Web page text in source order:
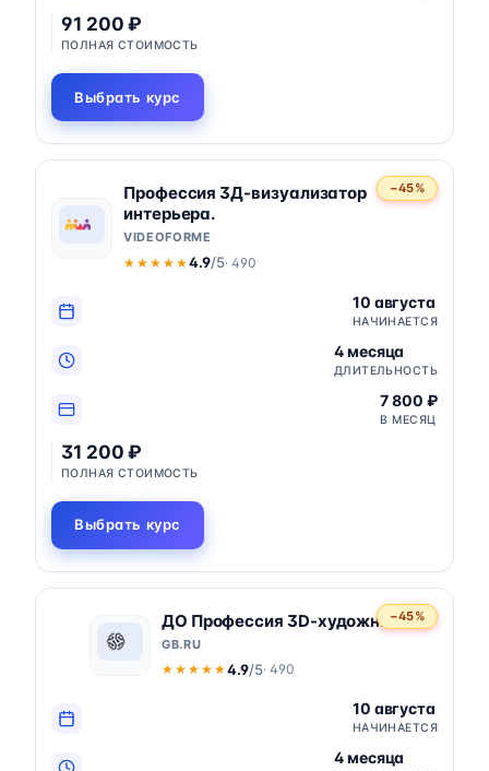
91 200 ₽
ПОЛНАЯ СТОИМОСТЬ
Выбрать курс
−45%
Профессия 3Д-визуализатор
интерьера.
VIDEOFORME
★★★★★
★★★★★4.9/5· 490
10 августа
НАЧИНАЕТСЯ
4 месяца
ДЛИТЕЛЬНОСТЬ
7 800 ₽
В МЕСЯЦ
31 200 ₽
ПОЛНАЯ СТОИМОСТЬ
Выбрать курс
−45%
ДО Профессия 3D-художник
GB.RU
★★★★★
★★★★★4.9/5· 490
10 августа
НАЧИНАЕТСЯ
4 месяца